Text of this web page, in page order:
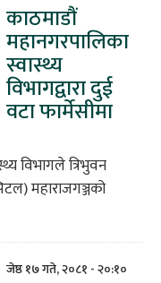
काठमाडौं
महानगरपालिका
स्वास्थ्य
विभागद्वारा दुई
वटा फार्मेसीमा
विभागले त्रिभुवन
महाराजगञ्जको
जेष्ठ १७ गते, २०८१ - २०:१०